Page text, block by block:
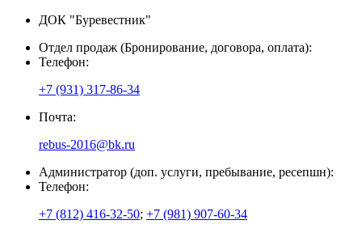
ДОК "Буревестник"
Отдел продаж (Бронирование, договора, оплата):
Телефон:
+7 (931) 317-86-34
Почта:
rebus-2016@bk.ru
Администратор (доп. услуги, пребывание, ресепшн):
Телефон:
+7 (812) 416-32-50; +7 (981) 907-60-34